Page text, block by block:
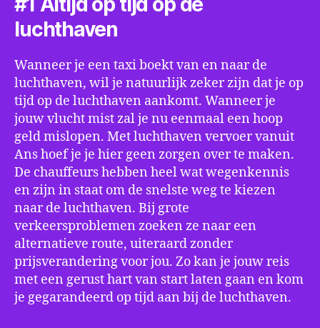
luchthaven
Wanneer je een taxi boekt van en naar de
luchthaven, wil je natuurlijk zeker zijn dat je op
tijd op de luchthaven aankomt. Wanneer je
jouw vlucht mist zal je nu eenmaal een hoop
geld mislopen. Met luchthaven vervoer vanuit
Ans hoef je je hier geen zorgen over te maken.
De chauffeurs hebben heel wat wegenkennis
en zijn in staat om de snelste weg te kiezen
naar de luchthaven. Bij grote
verkeersproblemen zoeken ze naar een
alternatieve route, uiteraard zonder
prijsverandering voor jou. Zo kan je jouw reis
met een gerust hart van start laten gaan en kom
je gegarandeerd op tijd aan bij de luchthaven.